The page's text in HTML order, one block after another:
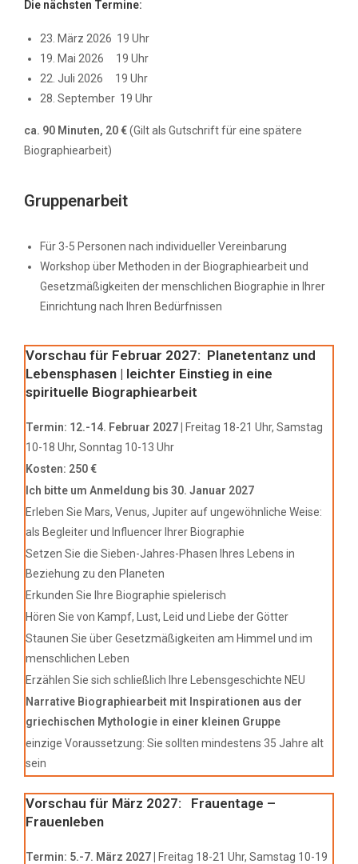
Die nächsten Termine:
23. März 2026 19 Uhr
19. Mai 2026 19 Uhr
22. Juli 2026 19 Uhr
28. September 19 Uhr
ca. 90 Minuten, 20 €(Gilt als Gutschrift für eine spätere
Biographiearbeit)
Gruppenarbeit
Für 3-5 Personen nach individueller Vereinbarung
Workshop über Methoden in der Biographiearbeit und
Gesetzmäßigkeiten der menschlichen Biographie in Ihrer
Einrichtung nach Ihren Bedürfnissen
Vorschau für Februar 2027: Planetentanz und
Lebensphasen | leichter Einstieg in eine
spirituelle Biographiearbeit
Termin: 12.-14. Februar 2027 |
Freitag 18-21 Uhr, Samstag
10-18 Uhr, Sonntag 10-13 Uhr
Kosten: 250 €
Ich bitte um Anmeldung bis 30. Januar 2027
Erleben Sie Mars, Venus, Jupiter auf ungewöhnliche Weise:
als Begleiter und Influencer Ihrer Biographie
Setzen Sie die Sieben-Jahres-Phasen Ihres Lebens in
Beziehung zu den Planeten
Erkunden Sie Ihre Biographie spielerisch
Hören Sie von Kampf, Lust, Leid und Liebe der Götter
Staunen Sie über Gesetzmäßigkeiten am Himmel und im
menschlichen Leben
Erzählen Sie sich schließlich Ihre Lebensgeschichte NEU
Narrative Biographiearbeit mit Inspirationen aus der
griechischen Mythologie in einer kleinen Gruppe
einzige Voraussetzung: Sie sollten mindestens 35 Jahre alt
sein
Vorschau für März 2027: Frauentage –
Frauenleben
Termin: 5.-7. März 2027 |
Freitag 18-21 Uhr, Samstag 10-19